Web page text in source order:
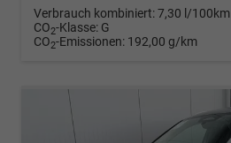
Verbrauch kombiniert:7,30 l/100km
CO2-Klasse: G
CO2-Emissionen: 192,00 g/km